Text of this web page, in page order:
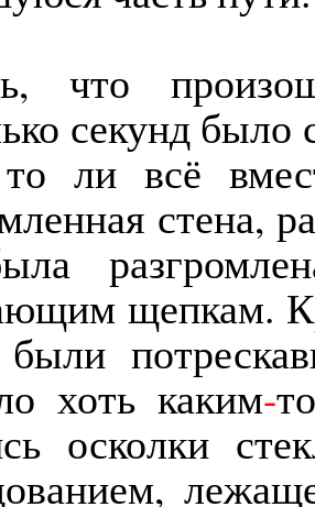
что
секунд
ли всё
стена,
щепкам.
хоть каким-
осколки